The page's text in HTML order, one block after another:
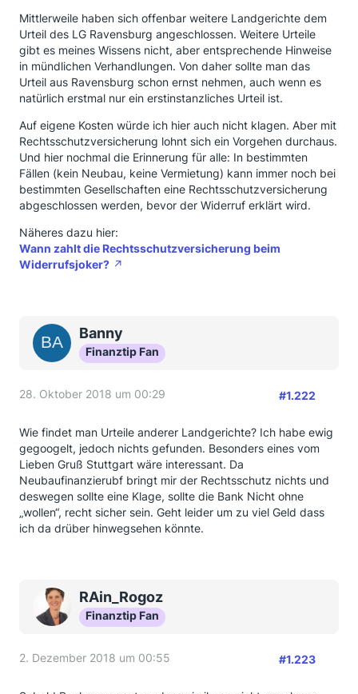
Mittlerweile haben sich offenbar weitere Landgerichte dem
Urteil des LG Ravensburg angeschlossen. Weitere Urteile
gibt es meines Wissens nicht, aber entsprechende Hinweise
in mündlichen Verhandlungen. Von daher sollte man das
Urteil aus Ravensburg schon ernst nehmen, auch wenn es
natürlich erstmal nur ein erstinstanzliches Urteil ist.
Auf eigene Kosten würde ich hier auch nicht klagen. Aber mit
Rechtsschutzversicherung lohnt sich ein Vorgehen durchaus.
Und hier nochmal die Erinnerung für alle: In bestimmten
Fällen (kein Neubau, keine Vermietung) kann immer noch bei
bestimmten Gesellschaften eine Rechtsschutzversicherung
abgeschlossen werden, bevor der Widerruf erklärt wird.
Näheres dazu hier:
Wann zahlt die Rechtsschutzversicherung beim
Widerrufsjoker?
Banny
Finanztip Fan
28. Oktober 2018 um 00:29 #1.222
Wie findet man Urteile anderer Landgerichte? Ich habe ewig
gegoogelt, jedoch nichts gefunden. Besonders eines vom
Lieben Gruß Stuttgart wäre interessant. Da
Neubaufinanzierubf bringt mir der Rechtsschutz nichts und
deswegen sollte eine Klage, sollte die Bank Nicht ohne
„wollen“, recht sicher sein. Geht leider um zu viel Geld dass
ich da drüber hinwegsehen könnte.
RAin_Rogoz
Finanztip Fan
2. Dezember 2018 um 00:55 #1.223